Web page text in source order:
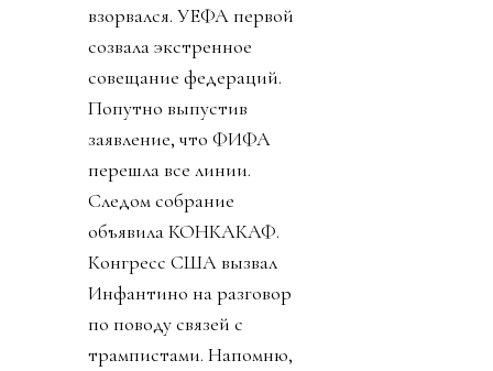
взорвался. УЕФА первой
созвала экстренное
совещание федераций.
Попутно выпустив
заявление, что ФИФА
перешла все линии.
Следом собрание
объявила КОНКАКАФ.
Конгресс США вызвал
Инфантино на разговор
по поводу связей с
трампистами. Напомню,